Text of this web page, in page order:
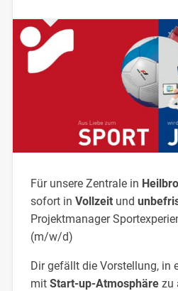
Für unsere Zentrale in
sofort in Vollzeit und
Projektmanager
(m/w/d)
Dir gefällt die Vorstellung, in
mit Start-up-Atmosphärezu